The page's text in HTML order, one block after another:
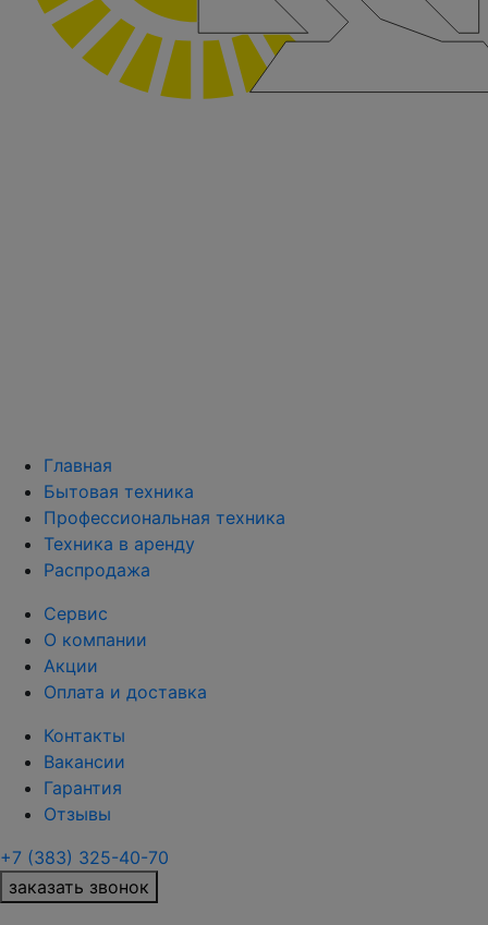
Главная
Бытовая техника
Профессиональная техника
Техника в аренду
Распродажа
Сервис
О компании
Акции
Оплата и доставка
Контакты
Вакансии
Гарантия
Отзывы
+7 (383) 325-40-70
заказать звонок